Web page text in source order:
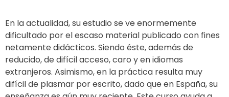
En la actualidad, su estudio se ve enormemente
dificultado por el escaso material publicado con fines
netamente didácticos. Siendo éste, además de
reducido, de difícil acceso, caro y en idiomas
extranjeros. Asimismo, en la práctica resulta muy
difícil de plasmar por escrito, dado que en España, su